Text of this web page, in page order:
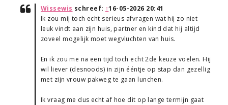
Wissewis schreef: ↑16-05-2026 20:41
Ik zou mij toch echt serieus afvragen wat hij zo niet
leuk vindt aan zijn huis, partner en kind dat hij altijd
zoveel mogelijk moet wegvluchten van huis.
En ik zou me na een tijd toch echt 2de keuze voelen. Hij
wil liever (desnoods) in zijn ééntje op stap dan gezellig
met zijn vrouw pakweg te gaan lunchen.
Ik vraag me dus echt af hoe dit op lange termijn gaat